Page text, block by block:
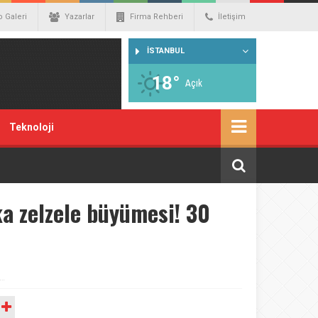
Galeri Yazarlar Firma Rehberi İletişim
İSTANBUL
18° Açık
Teknoloji
zelzele büyümesi! 30